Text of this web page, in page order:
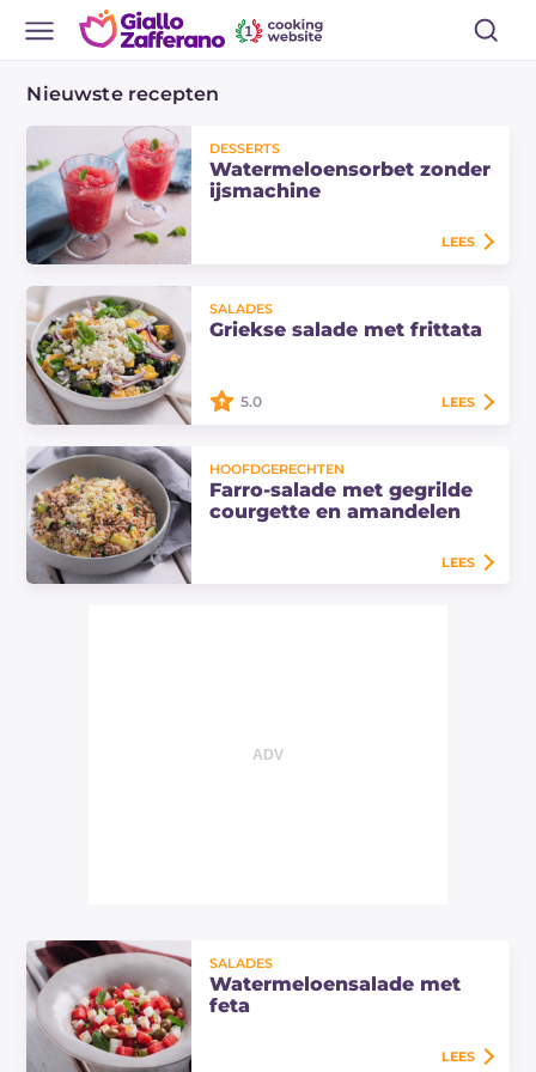
Nieuwste recepten
DESSERTS
Watermeloensorbet zonder
ijsmachine
watermeloensorbet zonder
ijsmachine met slechts een paar
LEES
SALADES
Griekse salade met frittata
feta, komkommer, olijven en rode
ui. Een zomers, eenvoudig en
voedzaam recept, klaar in minder
5.0 LEES
HOOFDGERECHTEN
Farro-salade met gegrilde
courgette en amandelen
LEES
SALADES
Watermeloensalade met
feta
LEES